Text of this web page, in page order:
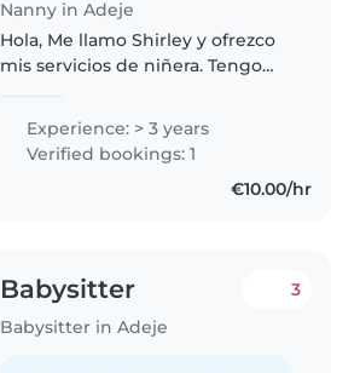
Nanny in Adeje
Hola, Me llamo Shirley y ofrezco
mis servicios de niñera. Tengo
el cuidado de niños,
especialmente con una niña de
4 años y su hermanito de 1 año,
Experience: > 3 years
Verified bookings: 1
€10.00/hr
Babysitter
Babysitter in Adeje
3